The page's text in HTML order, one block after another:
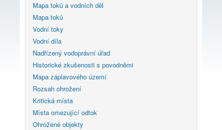
Mapa toků a vodních děl
Mapa toků
Vodní toky
Vodní díla
Nadřízený vodoprávní úřad
Historické zkušenosti s povodněmi
Mapa záplavového území
Rozsah ohrožení
Kritická místa
Místa omezující odtok
Ohrožené objekty